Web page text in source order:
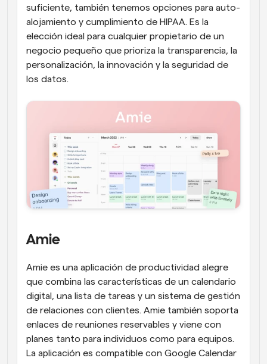
suficiente, también tenemos opciones para auto-
alojamiento y cumplimiento de HIPAA. Es la
elección ideal para cualquier propietario de un
negocio pequeño que prioriza la transparencia, la
personalización, la innovación y la seguridad de
los datos.
Amie
Amie es una aplicación de productividad alegre
que combina las características de un calendario
digital, una lista de tareas y un sistema de gestión
de relaciones con clientes. Amie también soporta
enlaces de reuniones reservables y viene con
planes tanto para individuos como para equipos.
La aplicación es compatible con Google Calendar